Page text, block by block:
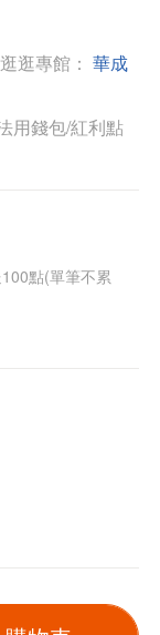
逛專館： 華成
用錢包/紅利點
點(單筆不累